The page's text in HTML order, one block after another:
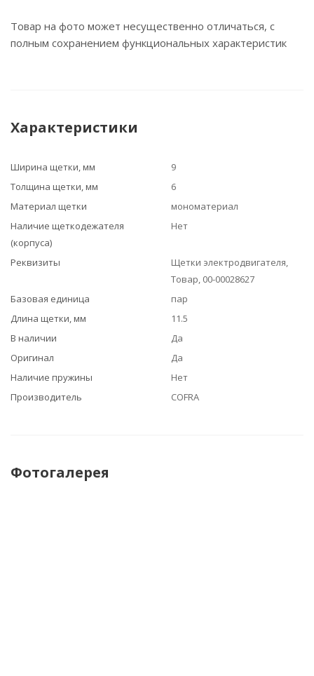
Товар на фото может несущественно отличаться, с
полным сохранением функциональных характеристик
Характеристики
Ширина щетки, мм
9
Толщина щетки, мм
6
Материал щетки
мономатериал
Наличие щеткодежателя
(корпуса)
Нет
Реквизиты
Щетки электродвигателя,
Товар, 00-00028627
Базовая единица
пар
Длина щетки, мм
11.5
В наличии
Да
Оригинал
Да
Наличие пружины
Нет
Производитель
COFRA
Фотогалерея